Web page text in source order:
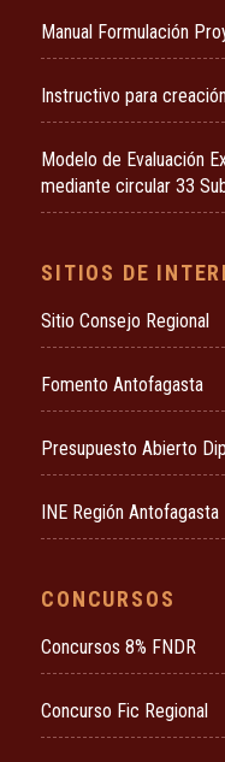
Manual Formulación
Instructivo para
Modelo de Evaluación
mediante circular 33
SITIOS DE
Sitio Consejo Regional
Fomento Antofagasta
Presupuesto Abierto
INE Región Antofagasta
CONCURSOS
Concursos 8% FNDR
Concurso Fic Regional